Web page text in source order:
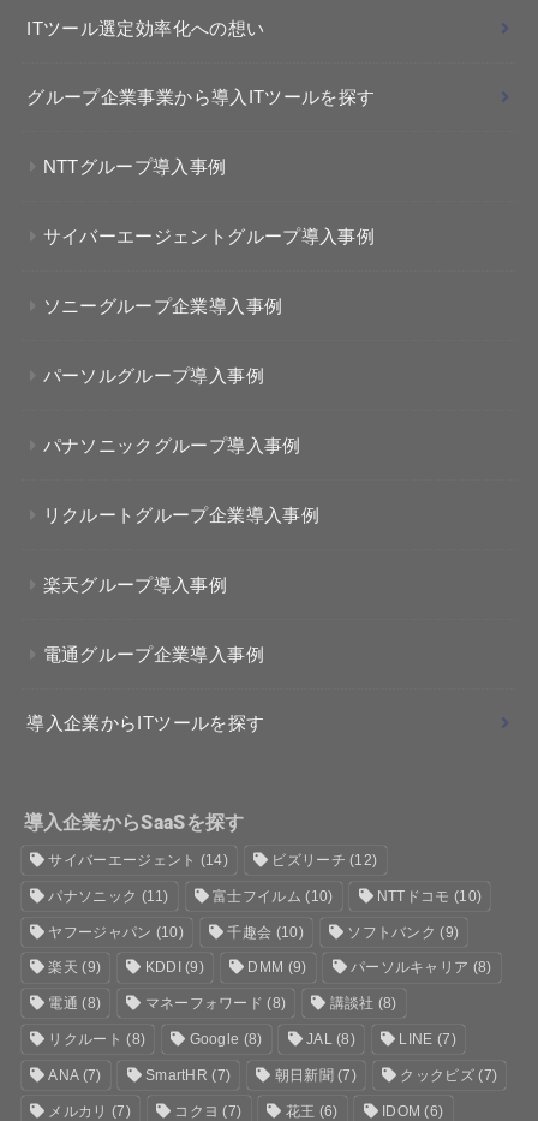
ITツール選定効率化への想い
グループ企業事業から導入ITツールを探す
NTTグループ導入事例
サイバーエージェントグループ導入事例
ソニーグループ企業導入事例
パーソルグループ導入事例
パナソニックグループ導入事例
リクルートグループ企業導入事例
楽天グループ導入事例
電通グループ企業導入事例
導入企業からITツールを探す
導入企業からSaaSを探す
サイバーエージェント (14) ビズリーチ (12)
パナソニック (11) 富士フイルム (10) NTTドコモ (10)
ヤフージャパン (10) 千趣会 (10) ソフトバンク (9)
楽天 (9) KDDI (9) DMM (9) パーソルキャリア (8)
電通 (8) マネーフォワード (8) 講談社 (8)
リクルート (8) Google (8) JAL(8) LINE (7)
ANA(7) SmartHR (7) 朝日新聞 (7) クックビズ(7)
メルカリ (7) コクヨ (7) 花王 (6) IDOM (6)